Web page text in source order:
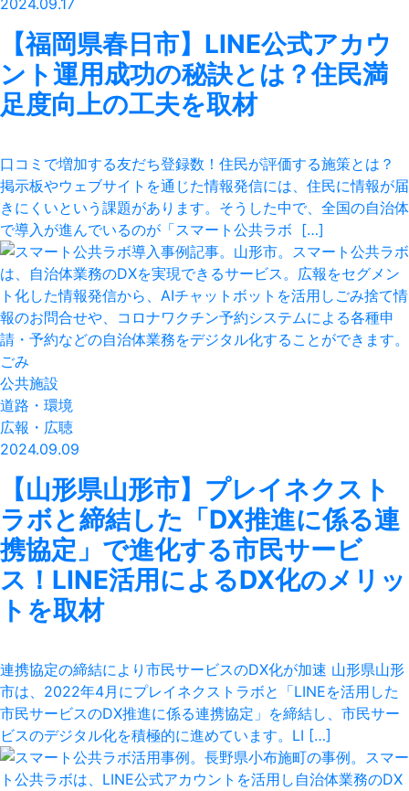
【福岡県春日市】LINE公式アカウ
ント運用成功の秘訣とは？住民満
足度向上の工夫を取材
口コミで増加する友だち登録数！住民が評価する施策とは？
掲示板やウェブサイトを通じた情報発信には、住民に情報が届
きにくいという課題があります。そうした中で、全国の自治体
で導入が進んでいるのが「スマート公共ラボ […]
ごみ
公共施設
道路・環境
広報・広聴
2024.09.09
【山形県山形市】プレイネクスト
ラボと締結した「DX推進に係る連
携協定」で進化する市民サービ
ス！LINE活用によるDX化のメリッ
トを取材
連携協定の締結により市民サービスのDX化が加速 山形県山形
市は、2022年4月にプレイネクストラボと「LINEを活用した
市民サービスのDX推進に係る連携協定」を締結し、市民サー
ビスのデジタル化を積極的に進めています。LI […]